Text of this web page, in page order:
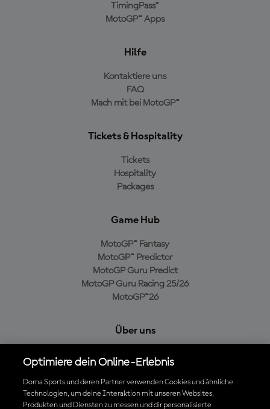
TimingPass™
MotoGP™ Apps
Hilfe
Kontaktiere uns
FAQ
Mach mit bei MotoGP™
Tickets & Hospitality
Tickets
Hospitality
Packages
Game Hub
MotoGP™ Fantasy
MotoGP™ Predictor
MotoGP Guru Predict
MotoGP Guru Racing 25/26
MotoGP™26
Über uns
Cookie-Richtlinien
Geschäftsbedingungen
Datenschutzrichtlinien
Optimiere dein Online-Erlebnis
Dorna Sports und deren Partner verwenden Cookies und ähnliche
Technologien, um deine Interaktion mit unseren Websites,
Produkten und Diensten zu messen und dir personalisierte